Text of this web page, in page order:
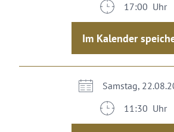
17:00 Uhr
Im Kalender
Samstag,
11:30 Uhr